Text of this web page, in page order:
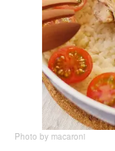
Photo by macaroni